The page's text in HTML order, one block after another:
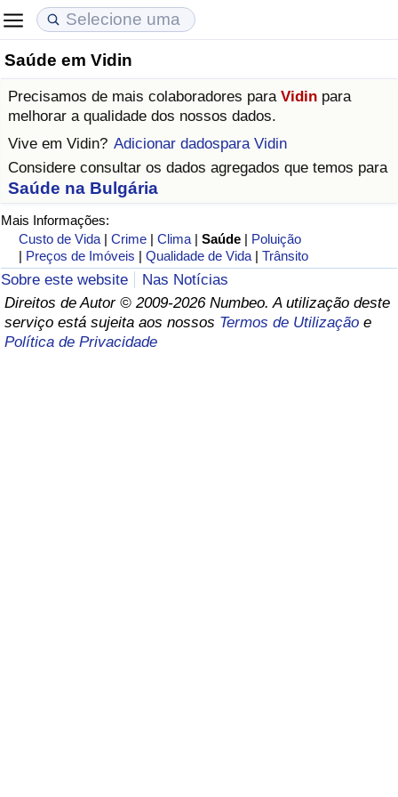
Saúde em Vidin
Precisamos de mais colaboradores para Vidin para
melhorar a qualidade dos nossos dados.
Vive em Vidin? Adicionar dadospara Vidin
Considere consultar os dados agregados que temos para
Saúde na Bulgária
Mais Informações:
Custo de Vida |Crime |Clima |Saúde | Poluição
| Preços de Imóveis |Qualidade de Vida |Trânsito
Sobre este website
Nas Notícias
Direitos de Autor © 2009-2026 Numbeo. A utilização deste
serviço está sujeita aos nossos Termos de Utilização e
Política de Privacidade
Custo de Vida
Indicador de Custo de Vida (Atual)
Indicador de Custo de Vida
Indicador de Custo de Vida Por País
em Aqaba
Preços de Imóveis
Indicador de Preços de Imóveis (Atual)
Indicador de Preços de Imóveis
Indicador de Preços de Imóveis por País
Qualidade de Vida
Indicador de Qualidade de Vida
Indicador de Qualidade de Vida (Atual)
Índice de qualidade de vida por país
Crime
Taxa do Indicador de Crime (Atual)
Indicador de Crime